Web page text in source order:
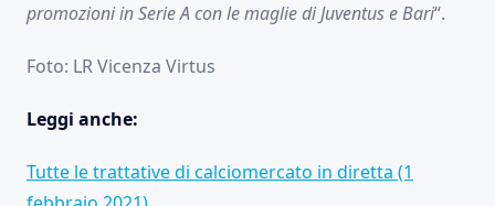
promozioni in Serie A con le maglie di Juventus e Bari“.
Foto: LR Vicenza Virtus
Leggi anche:
Tutte le trattative di calciomercato in diretta (1